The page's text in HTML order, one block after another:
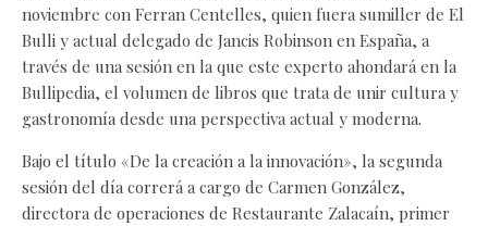
noviembre con Ferran Centelles, quien fuera sumiller de El
Bulli y actual delegado de Jancis Robinson en España, a
través de una sesión en la que este experto ahondará en la
Bullipedia, el volumen de libros que trata de unir cultura y
gastronomía desde una perspectiva actual y moderna.
Bajo el título «De la creación a la innovación», la segunda
sesión del día correrá a cargo de Carmen González,
directora de operaciones de Restaurante Zalacaín, primer